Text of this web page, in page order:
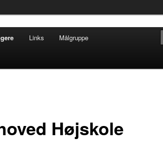
glæder og genvordigheder
Links Målgruppe
Højskole